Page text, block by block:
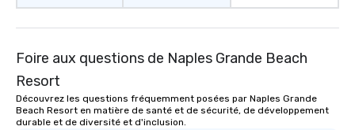
are special, from the first stop to the
will reminisce about long after they
leave. Location, Location, Location
One of the best reasons to book is the
Foire aux questions de Naples Grande Beach
Resort
Découvrez les questions fréquemment posées par Naples Grande
Beach Resort en matière de santé et de sécurité, de développement
durable et de diversité et d'inclusion.